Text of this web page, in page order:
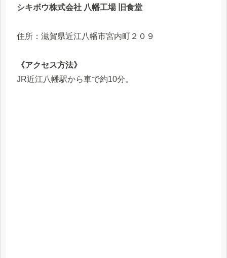
シキボウ株式会社 八幡工場 旧食堂
住所：滋賀県近江八幡市宮内町２０９
《アクセス方法》
JR近江八幡駅から車で約10分。